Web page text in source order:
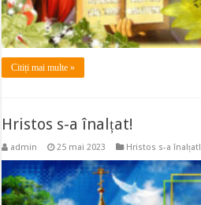
Citiți mai multe »
Hristos s-a înalțat!
admin 25 mai 2023 Hristos s-a înalțat!